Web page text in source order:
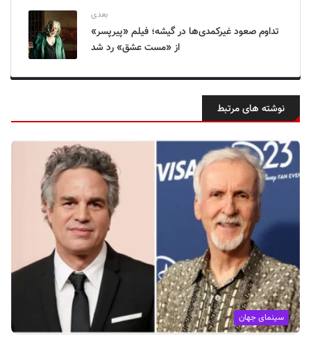
بعدی
تداوم صعود غیرکمد‌ی‌ها در گیشه؛ فیلم «پیرپسر»
از «مست عشق» رد شد
نوشته های مرتبط
سینمای جهان